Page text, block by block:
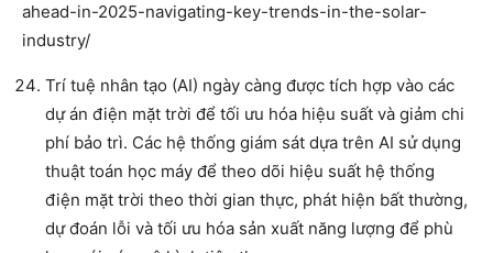
ahead-in-2025-navigating-key-trends-in-the-solar-
industry/
Trí tuệ nhân tạo (AI) ngày càng được tích hợp vào các
dự án điện mặt trời để tối ưu hóa hiệu suất và giảm chi
phí bảo trì. Các hệ thống giám sát dựa trên AI sử dụng
thuật toán học máy để theo dõi hiệu suất hệ thống
điện mặt trời theo thời gian thực, phát hiện bất thường,
dự đoán lỗi và tối ưu hóa sản xuất năng lượng để phù